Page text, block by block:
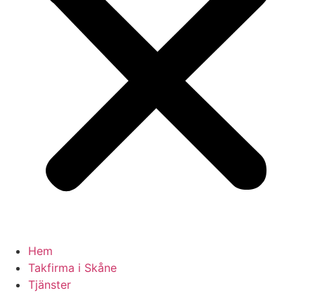
Hem
Takfirma i Skåne
Tjänster